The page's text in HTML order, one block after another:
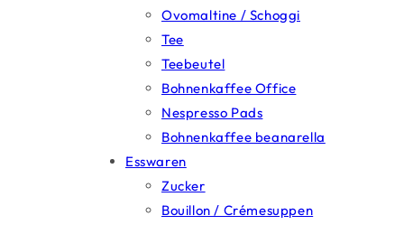
Ovomaltine / Schoggi
Tee
Teebeutel
Bohnenkaffee Office
Nespresso Pads
Bohnenkaffee beanarella
Esswaren
Zucker
Bouillon / Crémesuppen